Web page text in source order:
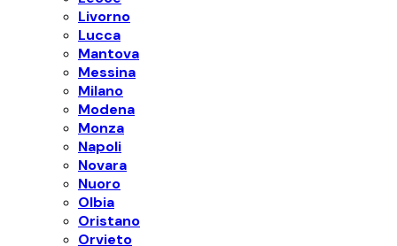
Livorno
Lucca
Mantova
Messina
Milano
Modena
Monza
Napoli
Novara
Nuoro
Olbia
Oristano
Orvieto